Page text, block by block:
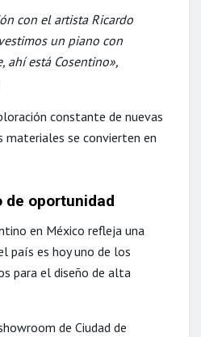
con el artista Ricardo
un piano con
ahí está Cosentino»,
constante de nuevas
materiales se convierten en
de oportunidad
en México refleja una
país es hoy uno de los
para el diseño de alta
de Ciudad de